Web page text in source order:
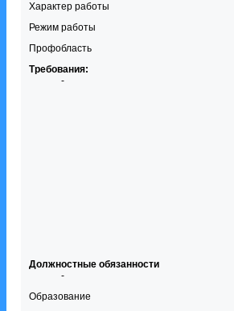
Характер работы
Режим работы
Профобласть
Требования:
-
Должностные обязанности
-
Образование